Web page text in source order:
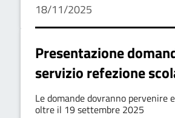
18/11/2025
Presentazione
servizio refezione
2025/2026 avvio
Le domande dovranno pervenire
oltre il 19 settembre 2025